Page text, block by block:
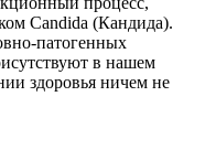
Candida (Кандида).
патогенных
в нашем
здоровья ничем не